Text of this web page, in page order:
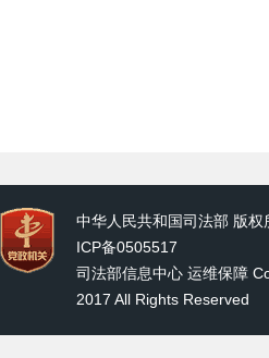
中华人民共和国司法部 版权
ICP备0505517
司法部信息中心 运维保障
2017 All Rights Reserved